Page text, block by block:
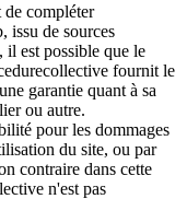
de compléter
issu de sources
il est possible que le
fournit le
garantie quant à sa
ou autre.
pour les dommages
du site, ou par
contraire dans cette
n'est pas